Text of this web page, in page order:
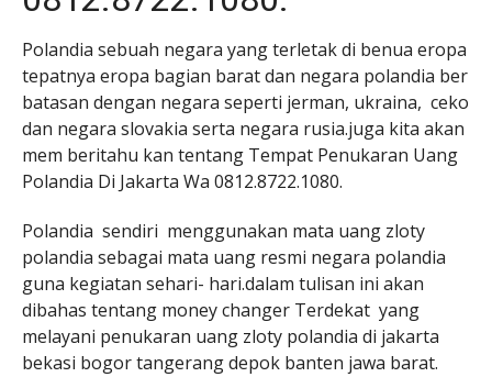
Polandia sebuah negara yang terletak di benua eropa
tepatnya eropa bagian barat dan negara polandia ber
batasan dengan negara seperti jerman, ukraina, ceko
dan negara slovakia serta negara rusia.juga kita akan
mem beritahu kan tentang Tempat Penukaran Uang
Polandia Di Jakarta Wa 0812.8722.1080.
Polandia sendiri menggunakan mata uang zloty
polandia sebagai mata uang resmi negara polandia
guna kegiatan sehari- hari.dalam tulisan ini akan
dibahas tentang money changer Terdekat yang
melayani penukaran uang zloty polandia di jakarta
bekasi bogor tangerang depok banten jawa barat.